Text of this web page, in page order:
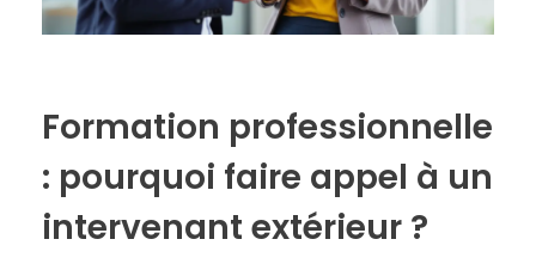
Formation professionnelle
: pourquoi faire appel à un
intervenant extérieur ?